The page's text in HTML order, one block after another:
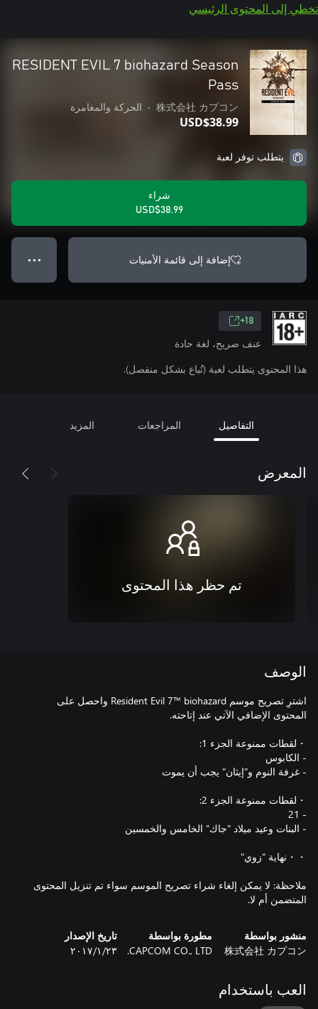
تخطي إلى المحتوى الرئيسي
RESIDENT EVIL 7 biohazard Season
Pass
株式会社 カプコン
• الحركة والمغامرة
USD$38.99
يتطلب توفر لعبة
شراء
USD$38.99
إضافة إلى قائمة الأمنيات ● ● ●
18+
عنف صريح، لغة حادة
هذا المحتوى يتطلب لعبة (تُباع بشكل منفصل).
التفاصيل المراجعات المزيد
المعرض
تم حظر هذا المحتوى
الوصف
اشترِ تصريح موسم Resident Evil 7™ biohazard واحصل على
ملاحظة: لا يمكن إلغاء شراء تصريح الموسم سواء تم تنزيل المحتوى
المتضمن أم لا.
منشور بواسطة
株式会社 カプコン
مطورة بواسطة
CAPCOM CO., LTD.
تاريخ الإصدار
٢٣‏/١‏/٢٠١٧
العب باستخدام